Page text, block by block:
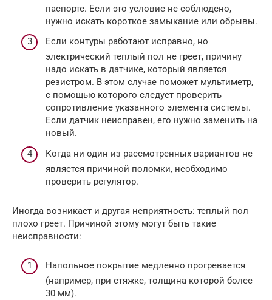
паспорте. Если это условие не соблюдено,
нужно искать короткое замыкание или обрывы.
Если контуры работают исправно, но
электрический теплый пол не греет, причину
надо искать в датчике, который является
резистром. В этом случае поможет мультиметр,
с помощью которого следует проверить
сопротивление указанного элемента системы.
Если датчик неисправен, его нужно заменить на
новый.
Когда ни один из рассмотренных вариантов не
является причиной поломки, необходимо
проверить регулятор.
Иногда возникает и другая неприятность: теплый пол
плохо греет. Причиной этому могут быть такие
неисправности:
Напольное покрытие медленно прогревается
(например, при стяжке, толщина которой более
30 мм).